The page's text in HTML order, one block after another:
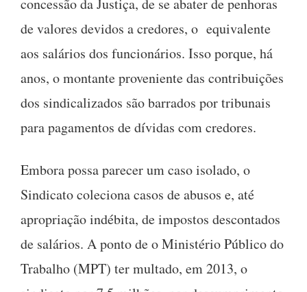
concessão da Justiça, de se abater de penhoras
de valores devidos a credores, o equivalente
aos salários dos funcionários. Isso porque, há
anos, o montante proveniente das contribuições
dos sindicalizados são barrados por tribunais
para pagamentos de dívidas com credores.
Embora possa parecer um caso isolado, o
Sindicato coleciona casos de abusos e, até
apropriação indébita, de impostos descontados
de salários. A ponto de o Ministério Público do
Trabalho (MPT) ter multado, em 2013, o